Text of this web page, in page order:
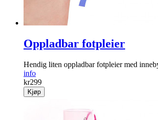
Oppladbar fotpleier
Hendig liten oppladbar fot­pleier med
info
kr299
Kjøp